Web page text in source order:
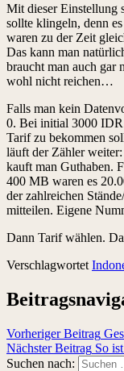
Mit dieser Einstellung
sollte klingeln, denn
waren zu der Zeit
Das kann man
braucht man auch gar
wohl nicht reichen…
Falls man kein
0. Bei initial 3000 IDR
Tarif zu bekommen
läuft der Zähler
kauft man Guthaben.
400 MB waren es
der zahlreichen
mitteilen. Eigene
Dann Tarif wählen.
Verschlagwortet
Vorheriger Beitrag
Nächster Beitrag So
Suchen nach: